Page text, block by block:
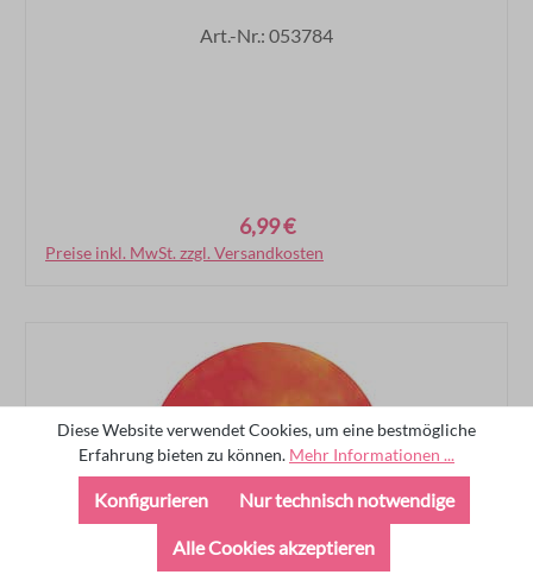
Art.-Nr.: 053784
6,99 €
Preise inkl. MwSt. zzgl. Versandkosten
In den Warenkorb
Diese Website verwendet Cookies, um eine bestmögliche
Erfahrung bieten zu können. Mehr Informationen ...
Nur technisch notwendige
Konfigurieren
Alle Cookies akzeptieren